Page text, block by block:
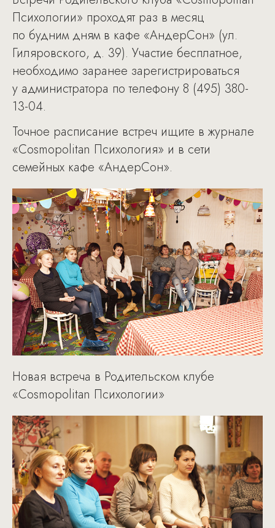
Психологии» проходят раз в месяц
по будним дням в кафе «АндерСон» (ул.
Гиляровского, д. 39). Участие бесплатное,
необходимо заранее зарегистрироваться
у администратора по телефону 8 (495) 380-
13-04.
Точное расписание встреч ищите в журнале
«Cosmopolitan Психология» и в сети
семейных кафе «АндерСон».
Новая встреча в Родительском клубе
«Cosmopolitan Психологии»